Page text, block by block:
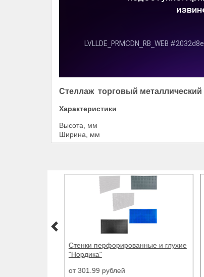
Стеллаж торговый металлический
Характеристики
Высота, мм
Ширина, мм
Полки перфорированные и
полкодержатели "Нордика"
от 99.01 рублей